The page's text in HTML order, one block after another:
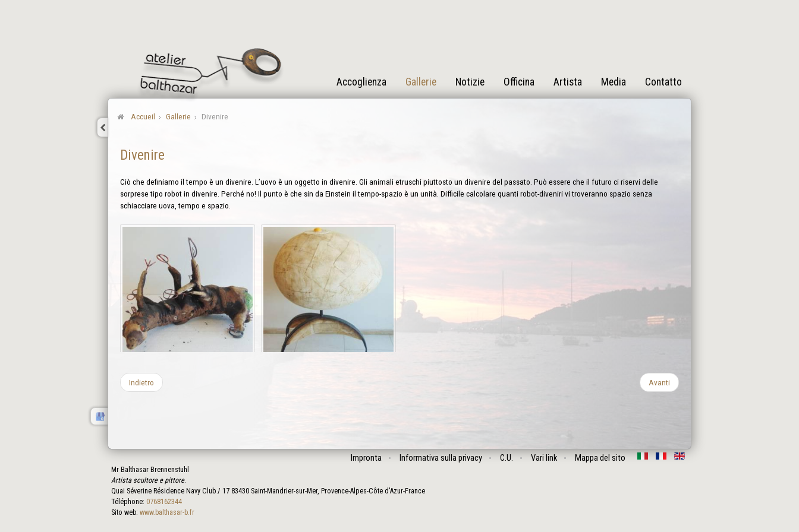
Accoglienza Gallerie Notizie Officina Artista Media Contatto
Accueil Gallerie Divenire
Divenire
Ciò che definiamo il tempo è un divenire. L’uovo è un oggetto in divenire. Gli animali etruschi piuttosto un divenire del passato. Può essere che il futuro ci riservi delle
sorprese tipo robot in divenire. Perché no! Il punto è che sin da Einstein il tempo-spazio è un unità. Difficile calcolare quanti robot-diveniri vi troveranno spazio senza
schiacciare uova, tempo e spazio.
Indietro Avanti
Impronta Informativa sulla privacy C.U. Vari link Mappa del sito
Mr Balthasar Brennenstuhl
Artista scultore e pittore.
Quai Séverine Résidence Navy Club / 17 83430 Saint-Mandrier-sur-Mer, Provence-Alpes-Côte d'Azur-France
Téléphone: 0768162344
Sito web: www.balthasar-b.fr